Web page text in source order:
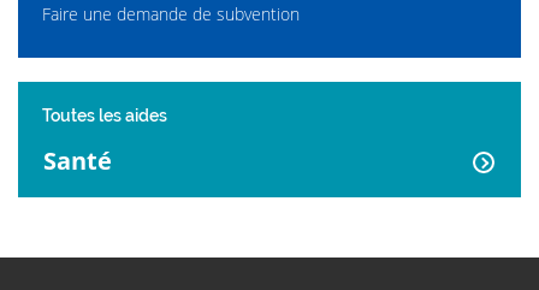
Faire une demande de subvention
Toutes les aides
Santé